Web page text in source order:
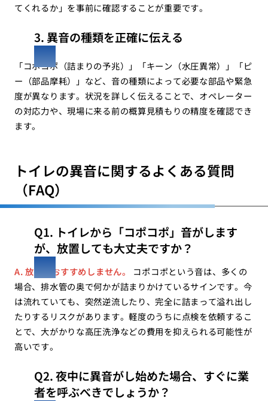
てくれるか」を事前に確認することが重要です。
3. 異音の種類を正確に伝える
「コポコポ（詰まりの予兆）」「キーン（水圧異常）」「ピ
ー（部品摩耗）」など、音の種類によって必要な部品や緊急
度が異なります。状況を詳しく伝えることで、オペレーター
の対応力や、現場に来る前の概算見積もりの精度を確認でき
ます。
トイレの異音に関するよくある質問
（FAQ）
Q1. トイレから「コポコポ」音がします
が、放置しても大丈夫ですか？
A. 放置はおすすめしません。
コポコポという音は、多くの
場合、排水管の奥で何かが詰まりかけているサインです。今
は流れていても、突然逆流したり、完全に詰まって溢れ出し
たりするリスクがあります。軽度のうちに点検を依頼するこ
とで、大がかりな高圧洗浄などの費用を抑えられる可能性が
高いです。
Q2. 夜中に異音がし始めた場合、すぐに業
者を呼ぶべきでしょうか？